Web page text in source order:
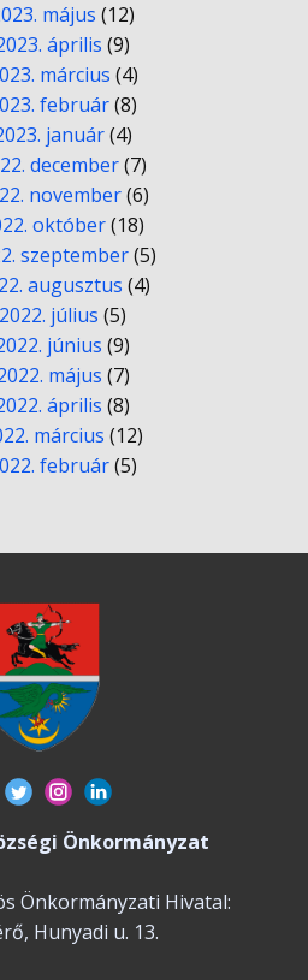
május (12)
április (9)
március (4)
február(8)
január(4)
december(7)
november(6)
október(18)
szeptember(5)
augusztus (4)
2022. július (5)
június (9)
május (7)
április (8)
március (12)
február(5)
Önkormányzat
Önkormányzati Hivatal:
Hunyadi u. 13.